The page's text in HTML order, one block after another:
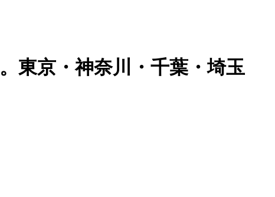
東京・神奈川・千葉・埼玉